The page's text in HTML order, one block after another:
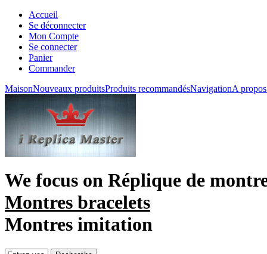
Accueil
Se déconnecter
Mon Compte
Se connecter
Panier
Commander
MaisonNouveaux produitsProduits recommandésNavigationA
We focus on Réplique de
Montres bracelets
Montres imitation